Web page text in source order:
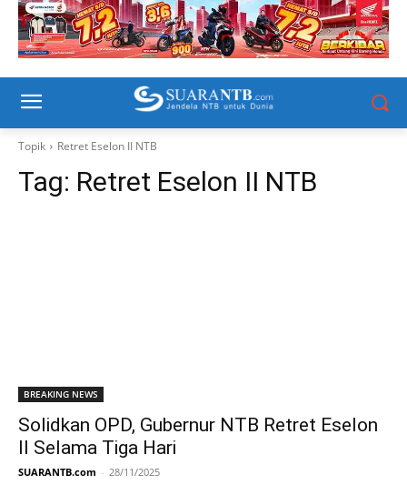
Topik Retret Eselon II NTB
Tag: Retret Eselon II NTB
BREAKING NEWS
Solidkan OPD, Gubernur NTB Retret Eselon
II Selama Tiga Hari
SUARANTB.com - 28/11/2025